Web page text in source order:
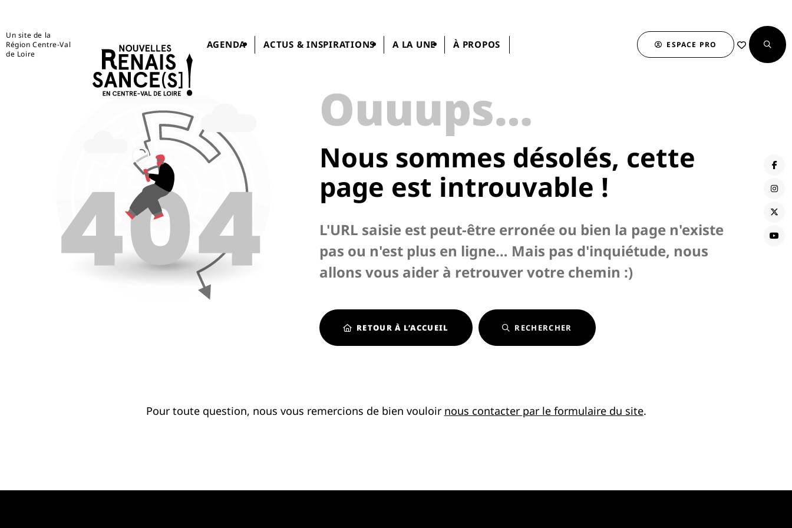
Un site de la
Région Centre-Val
de Loire
AGENDA ACTUS & INSPIRATIONS A LA UNE À PROPOS ESPACE PRO
Ouuups…
Nous sommes désolés, cette
page est introuvable !
L'URL saisie est peut-être erronée ou bien la page n'existe
pas ou n'est plus en ligne… Mais pas d'inquiétude, nous
allons vous aider à retrouver votre chemin :)
RETOUR À L’ACCUEIL RECHERCHER
Pour toute question, nous vous remercions de bien vouloir nous contacter par le formulaire du site.